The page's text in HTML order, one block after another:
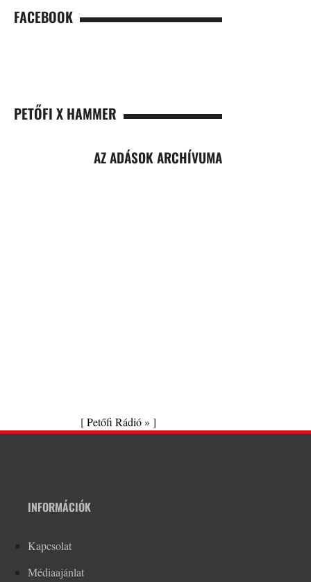
FACEBOOK
PETŐFI X HAMMER
AZ ADÁSOK ARCHÍVUMA
[Petőfi Rádió » ]
INFORMÁCIÓK
Kapcsolat
Médiaajánlat